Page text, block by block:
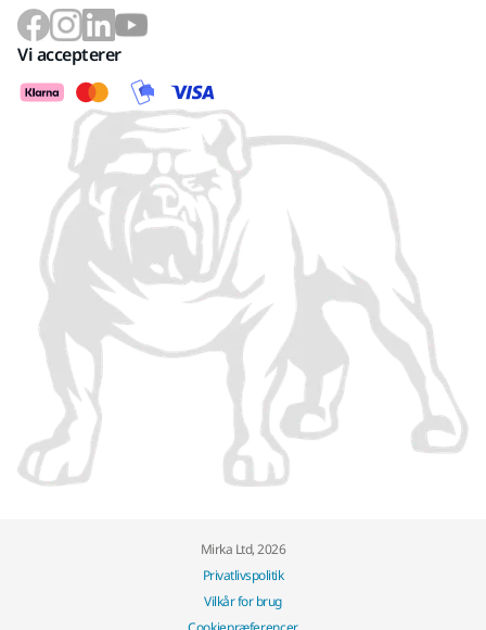
Vi accepterer
Mirka Ltd, 2026
Privatlivspolitik
Vilkår for brug